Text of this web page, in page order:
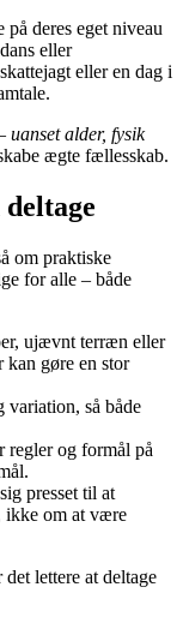
deres eget niveau
eller
eller en dag i
alder, fysik
ægte fællesskab.
om praktiske
for alle – både
ujævnt terræn eller
kan gøre en stor
variation, så både
regler og formål på
presset til at
ikke om at være
lettere at deltage